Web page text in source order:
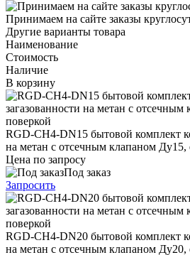
Принимаем на сайте заказы
Другие варианты товара
Наименование
Стоимость
Наличие
В корзину
RGD-CH4-DN15 бытовой комплект
на метан с отсечным клапаном Ду15,
Цена по запросу
Под заказ
Запросить
RGD-CH4-DN20 бытовой комплект
на метан с отсечным клапаном Ду20,